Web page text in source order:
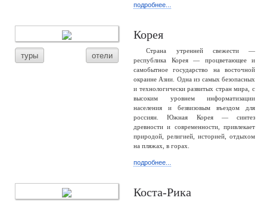
подробнее...
туры отели
Корея
Страна утренней свежести —
республика Корея — процветающее и
самобытное государство на восточной
окраине Азии. Одна из самых безопасных
и технологически развитых стран мира, с
высоким уровнем информатизации
населения и безвизовым въездом для
россиян. Южная Корея — синтез
древности и современности, привлекает
природой, религией, историей, отдыхом
на пляжах, в горах.
подробнее...
Коста-Рика